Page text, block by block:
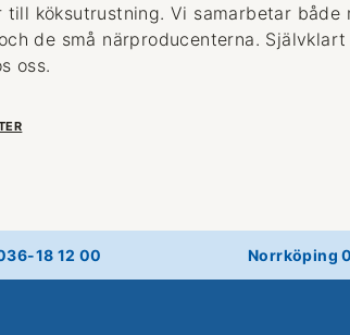
till köksutrustning. Vi samarbetar både
de små närproducenterna.
oss.
18 12 00 Norrköping